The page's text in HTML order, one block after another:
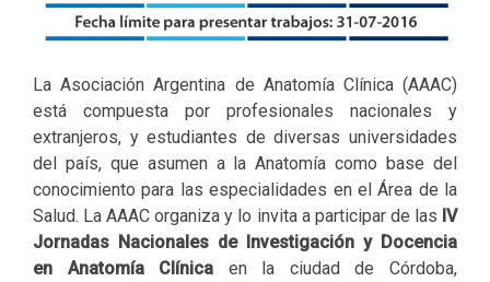
La Asociación Argentina de Anatomía Clínica (AAAC)
está compuesta por profesionales nacionales y
extranjeros, y estudiantes de diversas universidades
del país, que asumen a la Anatomía como base del
conocimiento para las especialidades en el Área de la
Salud. La AAAC organiza y lo invita a participar de las IV
Jornadas Nacionales de Investigación y Docencia
en Anatomía Clínica en la ciudad de Córdoba,